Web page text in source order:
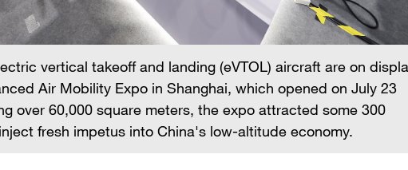
vertical takeoff and landing (eVTOL) aircraft are on display
Air Mobility Expo in Shanghai, which opened on July 23
over 60,000 square meters, the expo attracted some 300